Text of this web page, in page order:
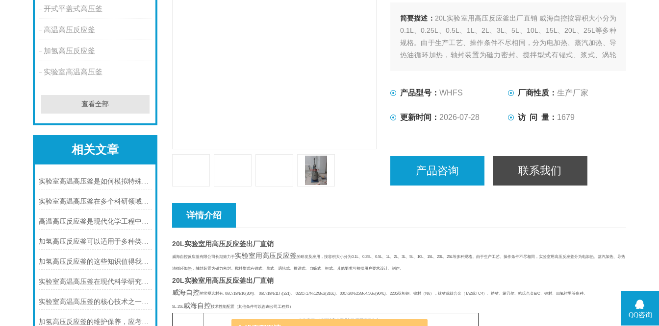
开式平盖式高压釜
高温高压反应釜
加氢高压反应釜
实验室高温高压釜
查看全部
相关文章
实验室高温高压釜是如何模拟特殊环境下化学反应的?
实验室高温高压釜在多个科研领域中发挥着重要作用
高温高压反应釜是现代化学工程中不可少的核心装备
加氢高压反应釜可以适用于多种类型的加氢反应
加氢高压反应釜的这些知识值得我们学习
实验室高温高压釜在现代科学研究中的重要性
实验室高温高压釜的核心技术之一是其密封技术
加氢高压反应釜的维护保养，应考虑以下几点
简要描述： 20L实验室用高压反应釜出厂直销 威海自控按容积大小分为
0.1L、0.25L、0.5L、1L、2L、3L、5L、10L、15L、20L、25L等多种
规格。由于生产工艺、操作条件不尽相同，分为电加热、蒸汽加热、导
热油循环加热，轴封装置为磁力密封。搅拌型式有锚式、浆式、涡轮
产品型号： WHFS 厂商性质：生产厂家
更新时间： 2026-07-28 访 问 量： 1679
产品咨询 联系我们
详情介绍
20L实验室用高压反应釜出厂直销
威海自控反应釜有限公司长期致力于实验室用高压反应釜的研发及应用，按容积大小分为0.1L、0.25L、0.5L、1L、2L、3L、5L、10L、15L、20L、25L等多种规格。由于生产工艺、操作条件不尽相同，实验室用高压反应釜分为电加热、蒸汽加热、导热
油循环加热，轴封装置为磁力密封。搅拌型式有锚式、浆式、涡轮式、推进式、自吸式、框式。其他要求可根据用户要求设计、制作。
20L实验室用高压反应釜出厂直销
威海自控的常规选材有: 06Cr18Ni10(304) 、06Cr18Ni11Ti(321) 、022Cr17Ni12Mo2(316L) 、00Cr20Ni25Mo4.5Gu(904L) 、2205双相钢、镍材（ N6），钛材或钛合金（TA2或TC4）、锆材、蒙乃尔、哈氏合金B/C、钽材、四氟衬里等多种。
5L-25L 威海自控技术性能配置（其他条件可以咨询公司工程师）
公称容积L（也可按客户要求制作不同容积大小）
QQ咨询